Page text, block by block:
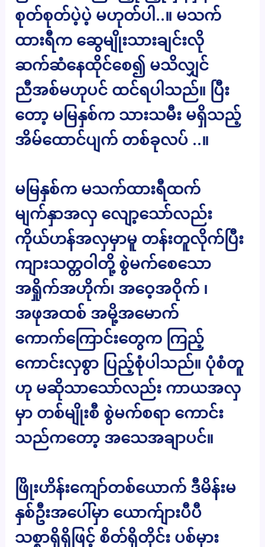
စုတ်စုတ်ပဲ့ပဲ့ မဟုတ်ပါ..။ မသက်
ထားရီက ဆွေမျိုးသားချင်းလို
ဆက်ဆံနေထိုင်စေ၍ မသိလျှင်
ညီအစ်မဟုပင် ထင်ရပါသည်။ ပြီး
တော့ မမြနှစ်က သားသမီး မရှိသည့်
အိမ်ထောင်ပျက် တစ်ခုလပ် ..။
မမြနှစ်က မသက်ထားရီထက်
မျက်နှာအလှ လျော့သော်လည်း
ကိုယ်ဟန်အလှမှာမူ တန်းတူလိုက်ပြီး
ကျားသတ္တဝါတို့ စွဲမက်စေသော
အရှိုက်အဟိုက်၊ အဝေ့အဝိုက် ၊
အဖုအထစ် အမို့အမောက်
ကောက်ကြောင်းတွေက ကြည့်
ကောင်းလှစွာ ပြည့်စုံပါသည်။ ပုံစံတူ
ဟု မဆိုသာသော်လည်း ကာယအလှ
မှာ တစ်မျိုးစီ စွဲမက်စရာ ကောင်း
သည်ကတော့ အသေအချာပင်။
ဖြိုးဟိန်းကျော်တစ်ယောက် ဒီမိန်းမ
နှစ်ဦးအပေါ်မှာ ယောက်ျားပီပီ
သစ္စာရှိရှိဖြင့် စိတ်ရှိတိုင်း ပစ်မှား